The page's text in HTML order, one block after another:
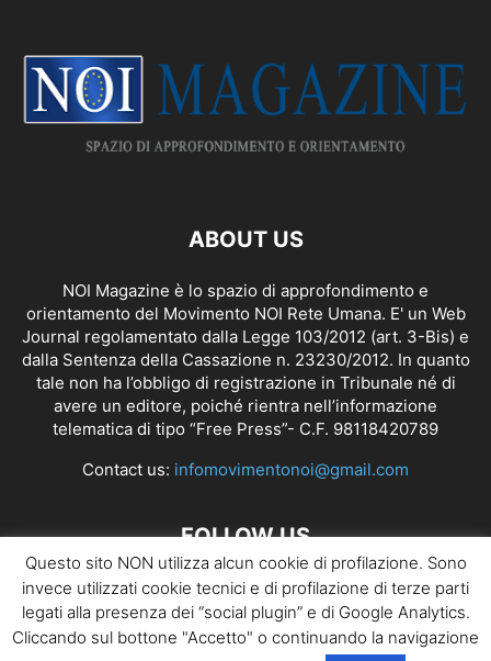
ABOUT US
NOI Magazine è lo spazio di approfondimento e
orientamento del Movimento NOI Rete Umana. E' un Web
Journal regolamentato dalla Legge 103/2012 (art. 3-Bis) e
dalla Sentenza della Cassazione n. 23230/2012. In quanto
tale non ha l’obbligo di registrazione in Tribunale né di
avere un editore, poiché rientra nell’informazione
telematica di tipo “Free Press”- C.F. 98118420789
Contact us: infomovimentonoi@gmail.com
FOLLOW US
Questo sito NON utilizza alcun cookie di profilazione. Sono
invece utilizzati cookie tecnici e di profilazione di terze parti
legati alla presenza dei “social plugin” e di Google Analytics.
Cliccando sul bottone "Accetto" o continuando la navigazione